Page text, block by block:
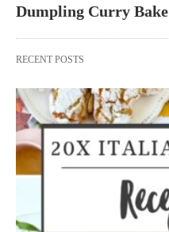
Dumpling Curry Bake
RECENT POSTS